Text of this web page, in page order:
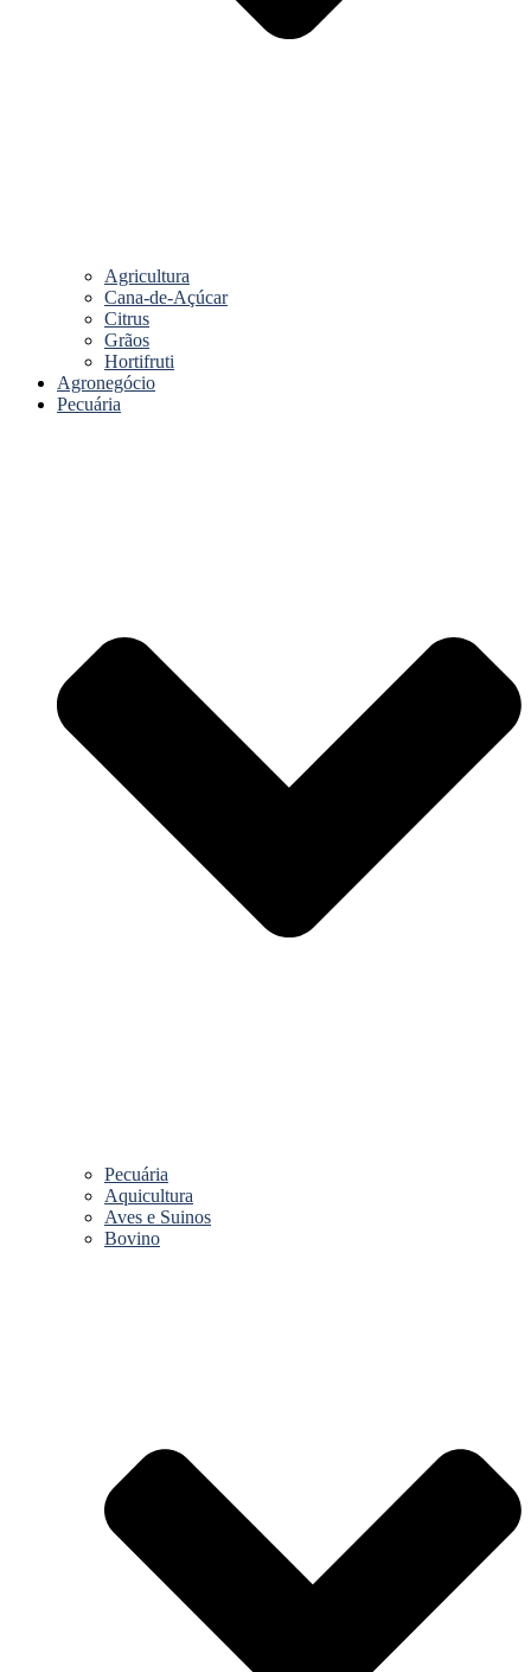
Agricultura
Cana-de-Açúcar
Citrus
Grãos
Hortifruti
Agronegócio
Pecuária
Pecuária
Aquicultura
Aves e Suinos
Bovino